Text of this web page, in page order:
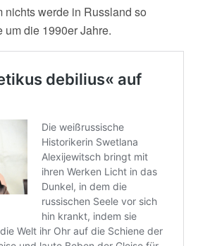
nichts werde in Russland so
um die 1990er Jahre.